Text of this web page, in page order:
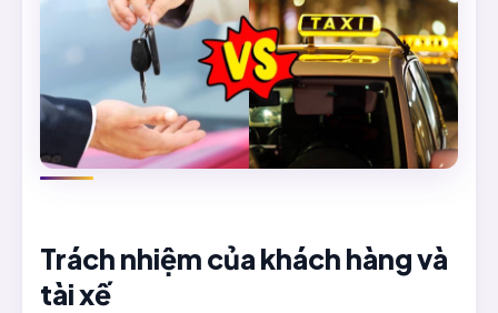
Trách nhiệm của khách hàng và
tài xế